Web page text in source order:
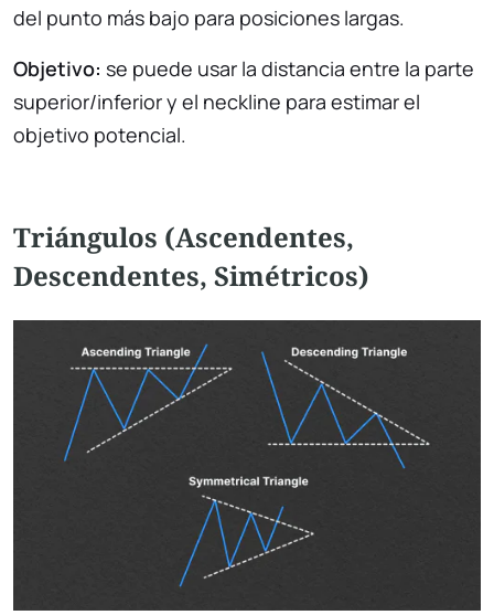
del punto más bajo para posiciones largas.
Objetivo: se puede usar la distancia entre la parte
superior/inferior y el neckline para estimar el
objetivo potencial.
Triángulos (Ascendentes,
Descendentes, Simétricos)